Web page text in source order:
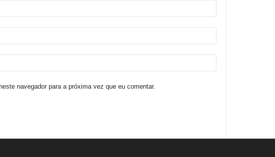
navegador para a próxima vez que eu comentar.